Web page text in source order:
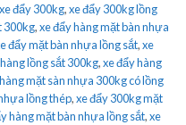
xe đẩy 300kg,xe đẩy 300kg lồng
300kg,xe đẩy hàng mặt bàn nhựa
đẩy mặt bàn nhựa lồng sắt,xe
lồng sắt 300kg,xe đẩy hàng
mặt sàn nhựa 300kg có lồng
lồng thép,xe đẩy 300kg mặt
hàng mặt bàn nhựa lồng sắt,xe